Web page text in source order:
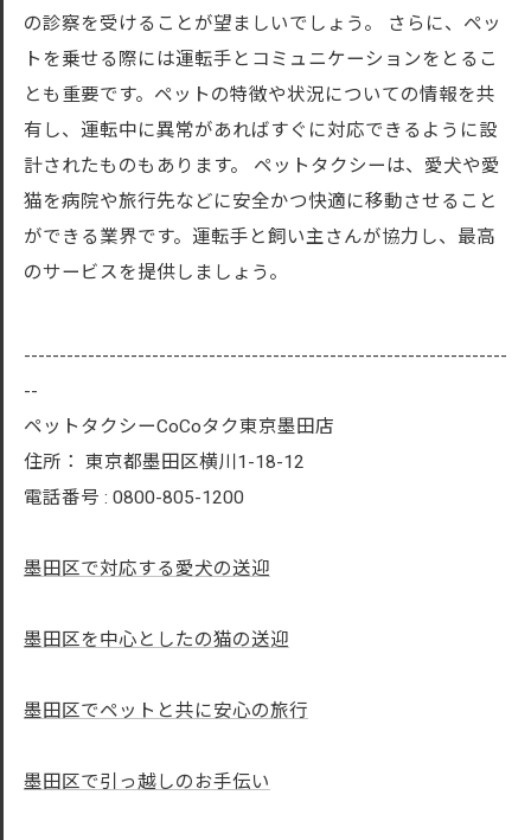
の診察を受けることが望ましいでしょう。 さらに、ペッ
トを乗せる際には運転手とコミュニケーションをとるこ
とも重要です。ペットの特徴や状況についての情報を共
有し、運転中に異常があればすぐに対応できるように設
計されたものもあります。 ペットタクシーは、愛犬や愛
猫を病院や旅行先などに安全かつ快適に移動させること
ができる業界です。運転手と飼い主さんが協力し、最高
のサービスを提供しましょう。
--------------------------------------------------------------------
--
ペットタクシーCoCoタク東京墨田店
住所： 東京都墨田区横川1-18-12
電話番号 : 0800-805-1200
墨田区で対応する愛犬の送迎
墨田区を中心としたの猫の送迎
墨田区でペットと共に安心の旅行
墨田区で引っ越しのお手伝い